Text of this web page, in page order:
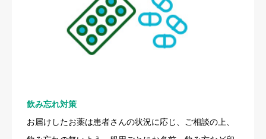
飲み忘れ対策
お届けしたお薬は患者さんの状況に応じ、ご相談の上、